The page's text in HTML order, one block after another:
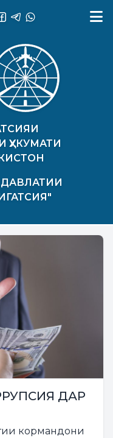
ДАР
кормандони